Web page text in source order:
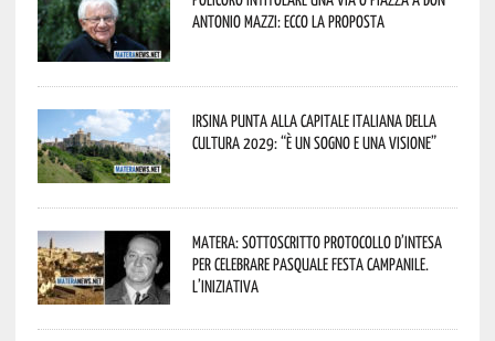
Antonio Mazzi: ecco la proposta
Irsina punta alla Capitale italiana della
Cultura 2029: “È un sogno e una visione”
Matera: sottoscritto protocollo d’intesa
per celebrare Pasquale Festa Campanile.
L’iniziativa